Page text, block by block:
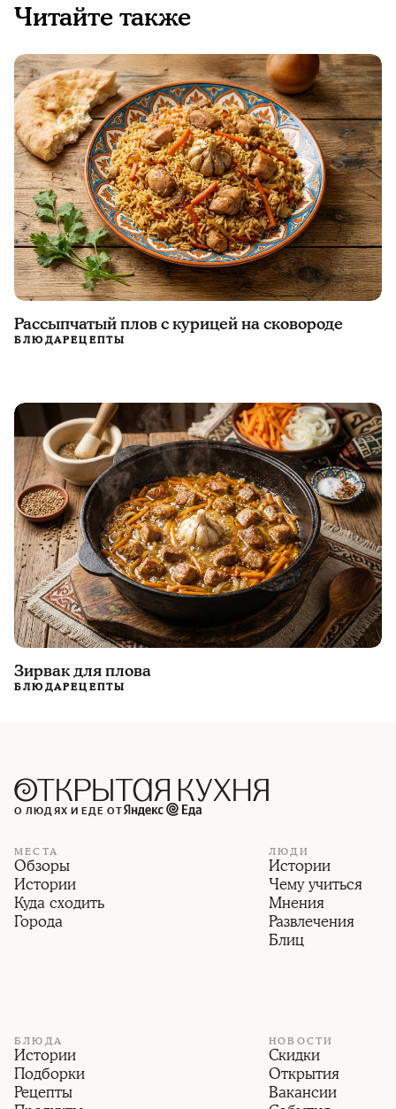
Читайте также
Рассыпчатый плов с курицей на сковороде
БЛЮДАРЕЦЕПТЫ
Зирвак для плова
БЛЮДАРЕЦЕПТЫ
О ЛЮДЯХ И ЕДЕ ОТ
МЕСТА
Обзоры
Истории
Куда сходить
Города
ЛЮДИ
Истории
Чему учиться
Мнения
Развлечения
Блиц
БЛЮДА
Истории
Подборки
Рецепты
НОВОСТИ
Скидки
Открытия
Вакансии